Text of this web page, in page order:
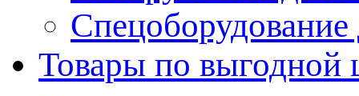
Спецоборудование
Товары по выгодной